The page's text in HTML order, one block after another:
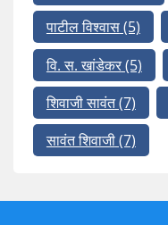
पाटील विश्वास(5)
वि. स. खांडेकर(5)
शिवाजी सावंत(7)
सावंत शिवाजी(7)